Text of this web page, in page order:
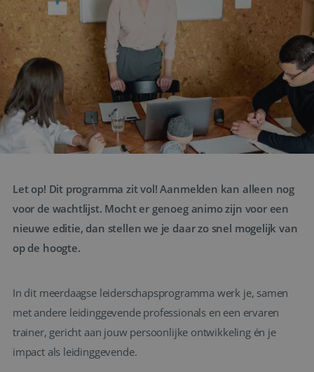
Let op! Dit programma zit vol! Aanmelden kan alleen nog
voor de wachtlijst. Mocht er genoeg animo zijn voor een
nieuwe editie, dan stellen we je daar zo snel mogelijk van
op de hoogte.
In dit meerdaagse leiderschapsprogramma werk je, samen
met andere leidinggevende professionals en een ervaren
trainer, gericht aan jouw persoonlijke ontwikkeling én je
impact als leidinggevende.